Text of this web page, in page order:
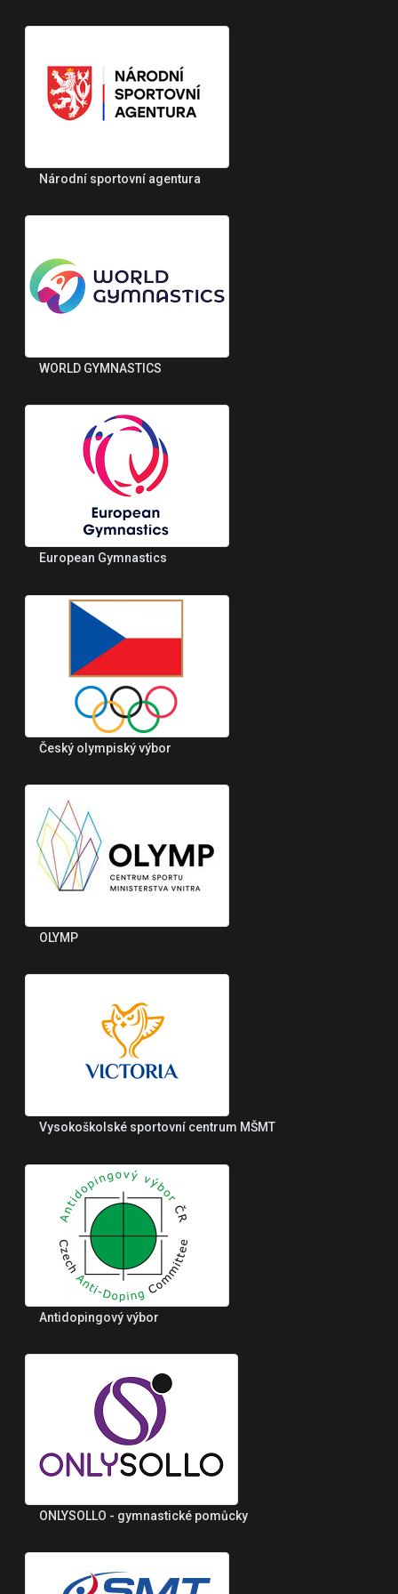
Národní sportovní agentura
WORLD GYMNASTICS
European Gymnastics
Český olympiský výbor
OLYMP
Vysokoškolské sportovní centrum MŠMT
Antidopingový výbor
ONLYSOLLO - gymnastické pomůcky